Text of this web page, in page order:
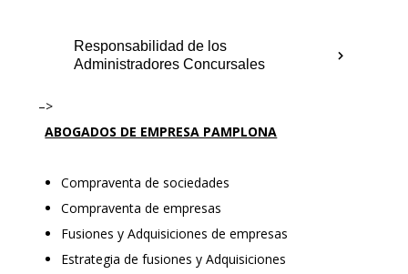
Responsabilidad de los
Administradores Concursales
–>
ABOGADOS DE EMPRESA PAMPLONA
Compraventa de sociedades
Compraventa de empresas
Fusiones y Adquisiciones de empresas
Estrategia de fusiones y Adquisiciones